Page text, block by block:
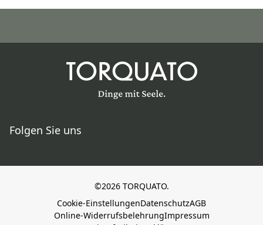
Folgen Sie uns
©2026 TORQUATO.
Cookie-EinstellungenDatenschutzAGB
Online-WiderrufsbelehrungImpressum